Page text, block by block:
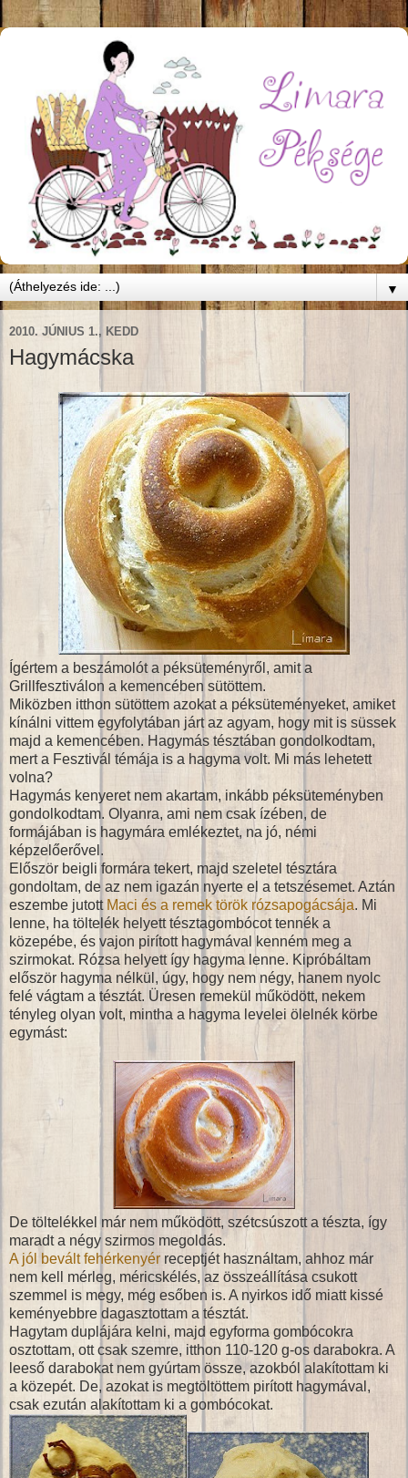
▼
2010. JÚNIUS 1., KEDD
Hagymácska
Ígértem a beszámolót a péksüteményről, amit a
Grillfesztiválon a kemencében sütöttem.
Miközben itthon sütöttem azokat a péksüteményeket, amiket
kínálni vittem egyfolytában járt az agyam, hogy mit is süssek
majd a kemencében. Hagymás tésztában gondolkodtam,
mert a Fesztivál témája is a hagyma volt. Mi más lehetett
volna?
Hagymás kenyeret nem akartam, inkább péksüteményben
gondolkodtam. Olyanra, ami nem csak ízében, de
formájában is hagymára emlékeztet, na jó, némi
képzelőerővel.
Először beigli formára tekert, majd szeletel tésztára
gondoltam, de az nem igazán nyerte el a tetszésemet. Aztán
eszembe jutott Maci és a remek török rózsapogácsája. Mi
lenne, ha töltelék helyett tésztagombócot tennék a
közepébe, és vajon pirított hagymával kenném meg a
szirmokat. Rózsa helyett így hagyma lenne. Kipróbáltam
először hagyma nélkül, úgy, hogy nem négy, hanem nyolc
felé vágtam a tésztát. Üresen remekül működött, nekem
tényleg olyan volt, mintha a hagyma levelei ölelnék körbe
egymást:
De töltelékkel már nem működött, szétcsúszott a tészta, így
maradt a négy szirmos megoldás.
A jól bevált fehérkenyér receptjét használtam, ahhoz már
nem kell mérleg, méricskélés, az összeállítása csukott
szemmel is megy, még esőben is. A nyirkos idő miatt kissé
keményebbre dagasztottam a tésztát.
Hagytam duplájára kelni, majd egyforma gombócokra
osztottam, ott csak szemre, itthon 110-120 g-os darabokra. A
leeső darabokat nem gyúrtam össze, azokból alakítottam ki
a közepét. De, azokat is megtöltöttem pirított hagymával,
csak ezután alakítottam ki a gombócokat.